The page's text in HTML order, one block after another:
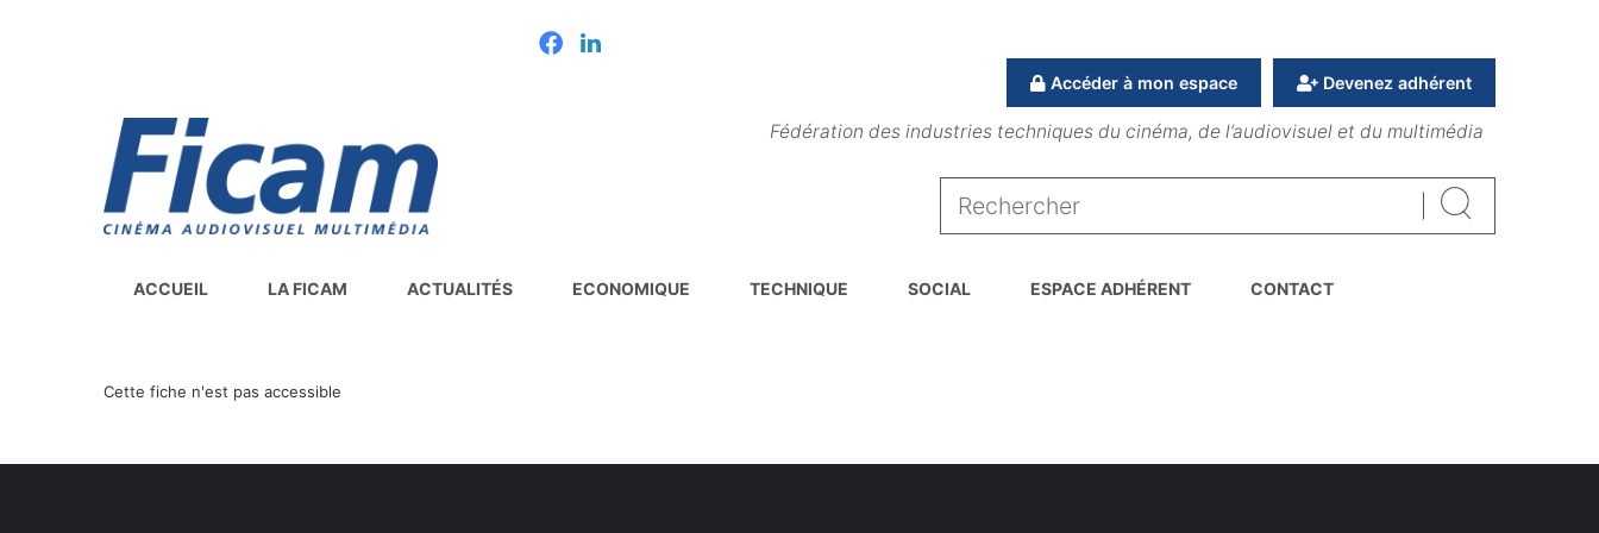
Facebook
Devenez adhérent
Accéder à mon espace
Fédération des industries techniques du cinéma, de l’audiovisuel et du multimédia
Rechercher
ACCUEIL LA FICAM ACTUALITÉS ECONOMIQUE TECHNIQUE SOCIAL ESPACE ADHÉRENT CONTACT
Cette fiche n'est pas accessible